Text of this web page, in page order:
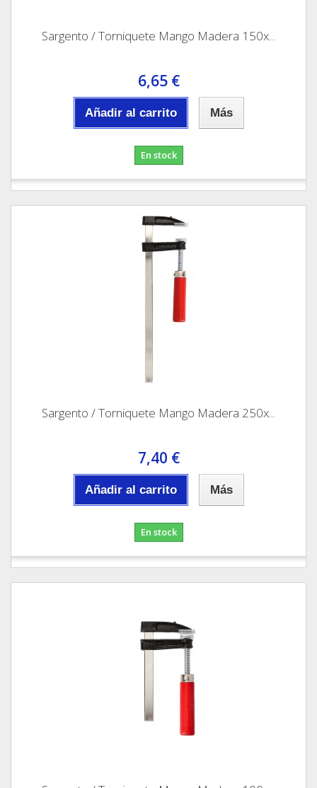
Sargento / Torniquete Mango Madera 150x...
6,65 €
Añadir al carrito Más
En stock
Sargento / Torniquete Mango Madera 250x...
7,40 €
Añadir al carrito Más
En stock